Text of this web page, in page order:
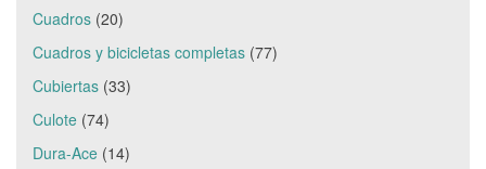
Cuadros (20)
Cuadros y bicicletas completas (77)
Cubiertas (33)
Culote (74)
Dura-Ace (14)